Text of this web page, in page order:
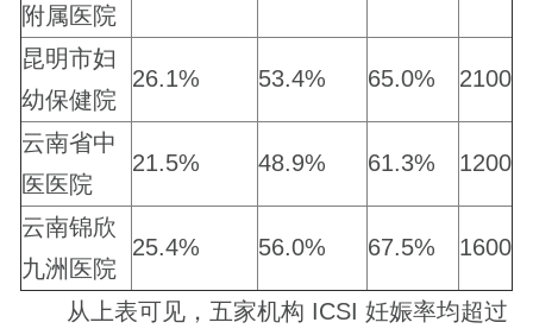
附属医院
昆明市妇
幼保健院
26.1% 53.4% 65.0% 2100
云南省中
医医院
21.5% 48.9% 61.3% 1200
云南锦欣
九洲医院
25.4% 56.0% 67.5% 1600
从上表可见，五家机构 ICSI 妊娠率均超过